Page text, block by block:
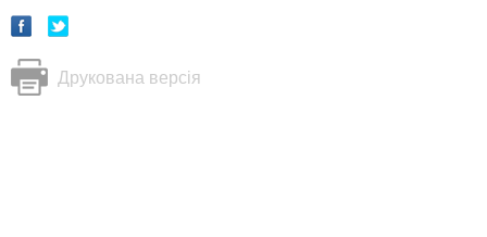
Друкована версія